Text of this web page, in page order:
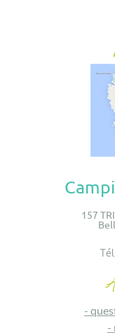
157
-
-